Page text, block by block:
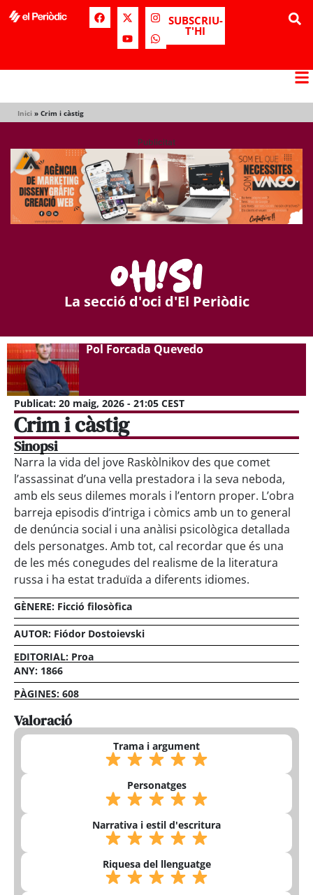
SUBSCRIU-
T'HI
Inici » Crim i càstig
Publicitat
La secció d'oci d'El Periòdic
Pol Forcada Quevedo
Publicat: 20 maig, 2026 - 21:05 CEST
Crim i càstig
Sinopsi
Narra la vida del jove Raskòlnikov des que comet
l’assassinat d’una vella prestadora i la seva neboda,
amb els seus dilemes morals i l’entorn proper. L’obra
barreja episodis d’intriga i còmics amb un to general
de denúncia social i una anàlisi psicològica detallada
dels personatges. Amb tot, cal recordar que és una
de les més conegudes del realisme de la literatura
russa i ha estat traduïda a diferents idiomes.
GÈNERE: Ficció filosòfica
AUTOR: Fiódor Dostoievski
EDITORIAL: Proa
ANY: 1866
PÀGINES: 608
Valoració
Trama i argument
Personatges
Narrativa i estil d'escritura
Riquesa del llenguatge